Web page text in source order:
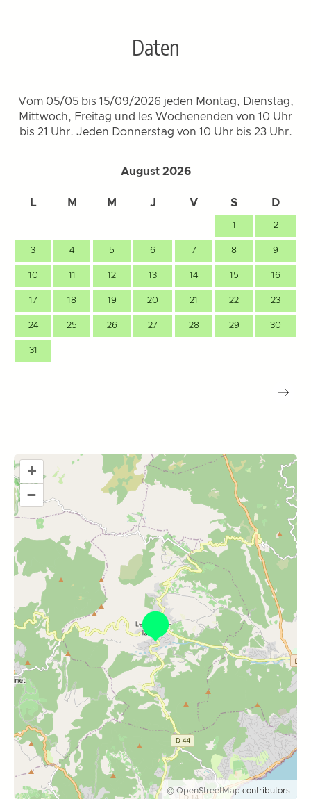
Daten
Vom 05/05 bis 15/09/2026 jeden Montag, Dienstag,
Mittwoch, Freitag und les Wochenenden von 10 Uhr
bis 21 Uhr. Jeden Donnerstag von 10 Uhr bis 23 Uhr.
August 2026
L M M J V S D
1 2
3 4 5 6 7 8 9
10 11 12 13 14 15 16
17 18 19 20 21 22 23
24 25 26 27 28 29 30
31
+
–
© OpenStreetMap contributors.